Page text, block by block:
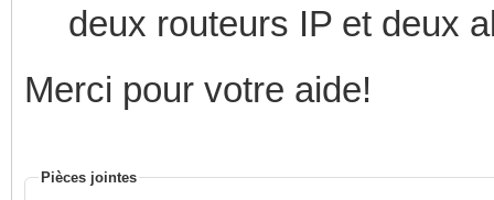
deux routeurs IP et deux
Merci pour votre aide!
Pièces jointes